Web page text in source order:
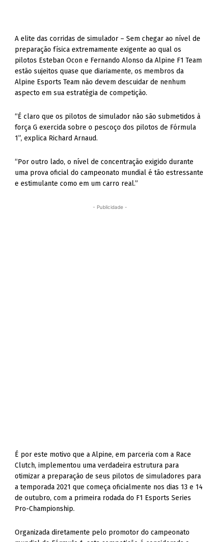
A elite das corridas de simulador – Sem chegar ao nível de
preparação física extremamente exigente ao qual os
pilotos Esteban Ocon e Fernando Alonso da Alpine F1 Team
estão sujeitos quase que diariamente, os membros da
Alpine Esports Team não devem descuidar de nenhum
aspecto em sua estratégia de competição.
“É claro que os pilotos de simulador não são submetidos à
força G exercida sobre o pescoço dos pilotos de Fórmula
1”, explica Richard Arnaud.
“Por outro lado, o nível de concentração exigido durante
uma prova oficial do campeonato mundial é tão estressante
e estimulante como em um carro real.”
- Publicidade -
É por este motivo que a Alpine, em parceria com a Race
Clutch, implementou uma verdadeira estrutura para
otimizar a preparação de seus pilotos de simuladores para
a temporada 2021 que começa oficialmente nos dias 13 e 14
de outubro, com a primeira rodada do F1 Esports Series
Pro-Championship.
Organizada diretamente pelo promotor do campeonato